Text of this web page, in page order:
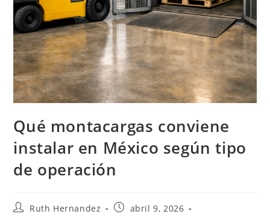
Qué montacargas conviene
instalar en México según tipo
de operación
AutorRuth Hernandez
Publicación
abril 9, 2026